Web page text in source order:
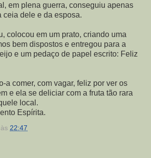
em plena guerra, conseguiu apenas
ceia dele e da esposa.
colocou em um prato, criando uma
bem dispostos e entregou para a
e um pedaço de papel escrito: Feliz
a comer, com vagar, feliz por ver os
e ela se deliciar com a fruta tão rara
local.
Espírita.
às 22:47